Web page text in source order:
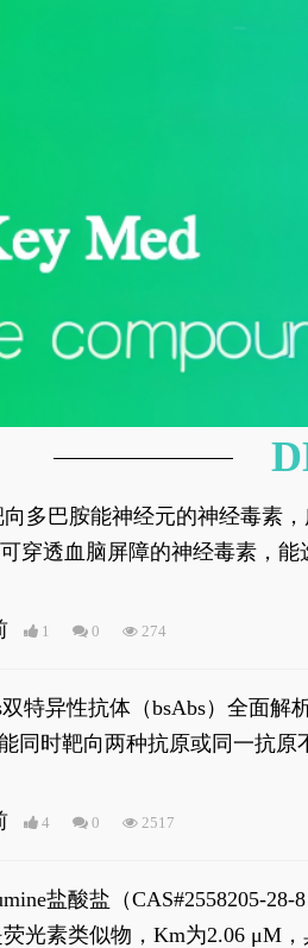
多巴胺能神经元的神经毒素
毁中脑黑质致密部多巴胺能
穿透血脑屏障的神经毒素，
1 0 274
双特异性抗体（bsAbs）全面
同时靶向两种抗原或同一抗
4 0 2517
盐酸盐（CAS#2558205-
成像信噪比，从而实现活体动
光素类似物，Km为2.06 μM